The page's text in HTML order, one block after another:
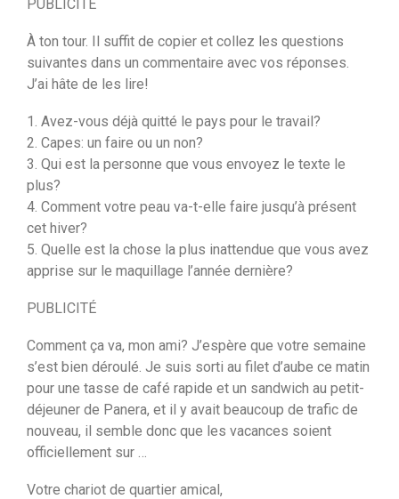
PUBLICITÉ
À ton tour. Il suffit de copier et collez les questions
suivantes dans un commentaire avec vos réponses.
J’ai hâte de les lire!
1. Avez-vous déjà quitté le pays pour le travail?
2. Capes: un faire ou un non?
3. Qui est la personne que vous envoyez le texte le
plus?
4. Comment votre peau va-t-elle faire jusqu’à présent
cet hiver?
5. Quelle est la chose la plus inattendue que vous avez
apprise sur le maquillage l’année dernière?
PUBLICITÉ
Comment ça va, mon ami? J’espère que votre semaine
s’est bien déroulé. Je suis sorti au filet d’aube ce matin
pour une tasse de café rapide et un sandwich au petit-
déjeuner de Panera, et il y avait beaucoup de trafic de
nouveau, il semble donc que les vacances soient
officiellement sur …
Votre chariot de quartier amical,